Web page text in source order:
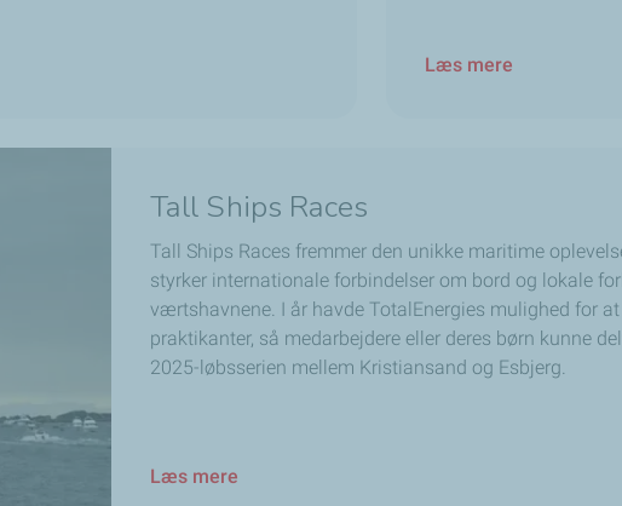
Læs mere
Tall Ships Races
Tall Ships Races fremmer den unikke maritime
styrker internationale forbindelser om bord og lokale
værtshavnene. I år havde TotalEnergies mulighed for
praktikanter, så medarbejdere eller deres børn kunne
2025-løbsserien mellem Kristiansand og Esbjerg.
Læs mere